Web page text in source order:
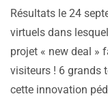
Résultats le 24
virtuels dans
projet « new deal »
visiteurs ! 6 grands
cette innovation